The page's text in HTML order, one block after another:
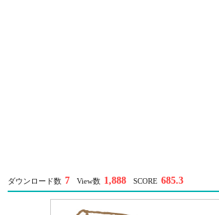
ダウンロード数 7 View数 1,888 SCORE 685.3